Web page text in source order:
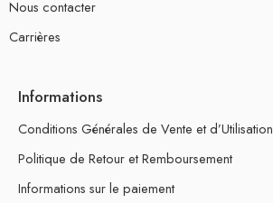
Nous contacter
Carrières
Informations
Conditions Générales de Vente et d’Utilisation
Politique de Retour et Remboursement
Informations sur le paiement